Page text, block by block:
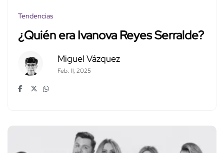
Tendencias
¿Quién era Ivanova Reyes Serralde?
Miguel Vázquez
Feb. 11, 2025